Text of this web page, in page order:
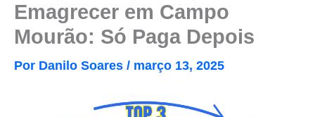
Emagrecer em Campo
Mourão: Só Paga Depois
Por Danilo Soares / março 13, 2025